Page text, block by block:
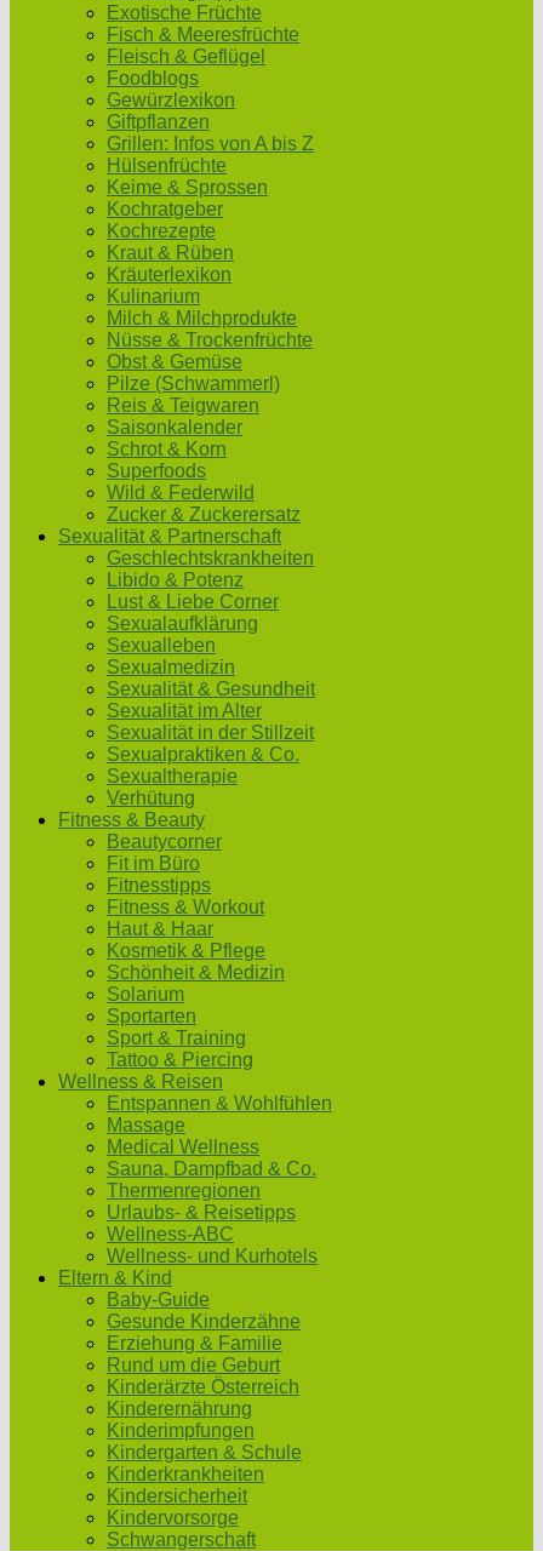
Exotische Früchte
Fisch & Meeresfrüchte
Fleisch & Geflügel
Foodblogs
Gewürzlexikon
Giftpflanzen
Grillen: Infos von A bis Z
Hülsenfrüchte
Keime & Sprossen
Kochratgeber
Kochrezepte
Kraut & Rüben
Kräuterlexikon
Kulinarium
Milch & Milchprodukte
Nüsse & Trockenfrüchte
Obst & Gemüse
Pilze (Schwammerl)
Reis & Teigwaren
Saisonkalender
Schrot & Korn
Superfoods
Wild & Federwild
Zucker & Zuckerersatz
Sexualität & Partnerschaft
Geschlechtskrankheiten
Libido & Potenz
Lust & Liebe Corner
Sexualaufklärung
Sexualleben
Sexualmedizin
Sexualität & Gesundheit
Sexualität im Alter
Sexualität in der Stillzeit
Sexualpraktiken & Co.
Sexualtherapie
Verhütung
Fitness & Beauty
Beautycorner
Fit im Büro
Fitnesstipps
Fitness & Workout
Haut & Haar
Kosmetik & Pflege
Schönheit & Medizin
Solarium
Sportarten
Sport & Training
Tattoo & Piercing
Wellness & Reisen
Entspannen & Wohlfühlen
Massage
Medical Wellness
Sauna, Dampfbad & Co.
Thermenregionen
Urlaubs- & Reisetipps
Wellness-ABC
Wellness- und Kurhotels
Eltern & Kind
Baby-Guide
Gesunde Kinderzähne
Erziehung & Familie
Rund um die Geburt
Kinderärzte Österreich
Kinderernährung
Kinderimpfungen
Kindergarten & Schule
Kinderkrankheiten
Kindersicherheit
Kindervorsorge
Schwangerschaft